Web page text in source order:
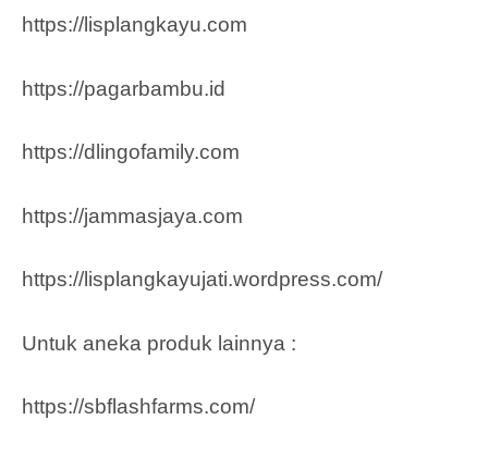
https://lisplangkayu.com
https://pagarbambu.id
https://dlingofamily.com
https://jammasjaya.com
https://lisplangkayujati.wordpress.com/
Untuk aneka produk lainnya :
https://sbflashfarms.com/